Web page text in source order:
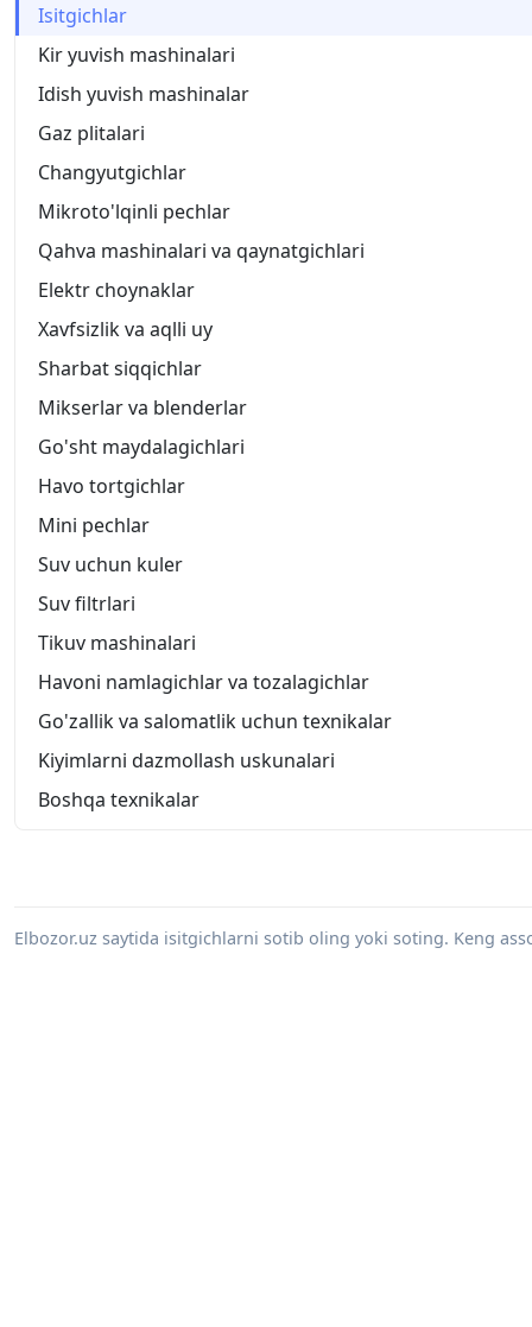
Isitgichlar
Kir yuvish mashinalari
Idish yuvish mashinalar
Gaz plitalari
Changyutgichlar
Mikroto'lqinli pechlar
Qahva mashinalari va qaynatgichlari
Elektr choynaklar
Xavfsizlik va aqlli uy
Sharbat siqqichlar
Mikserlar va blenderlar
Go'sht maydalagichlari
Havo tortgichlar
Mini pechlar
Suv uchun kuler
Suv filtrlari
Tikuv mashinalari
Havoni namlagichlar va tozalagichlar
Go'zallik va salomatlik uchun texnikalar
Kiyimlarni dazmollash uskunalari
Boshqa texnikalar
Elbozor.uz saytida isitgichlarni sotib oling yoki soting. Keng